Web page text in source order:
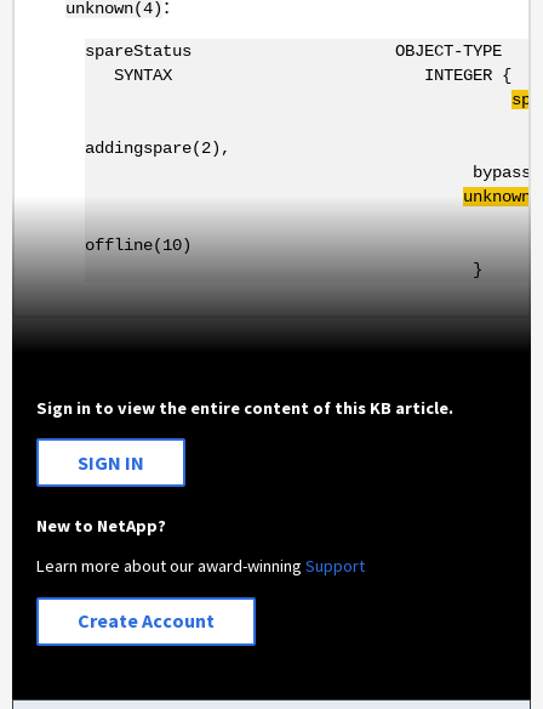
unknown(4) ：
spareStatus OBJECT-TYPE
SYNTAX INTEGER {
addingspare(2),
offline(10)
}
Sign in to view the entire content of this KB article.
SIGN IN
New to NetApp?
Learn more about our award-winningSupport
Create Account